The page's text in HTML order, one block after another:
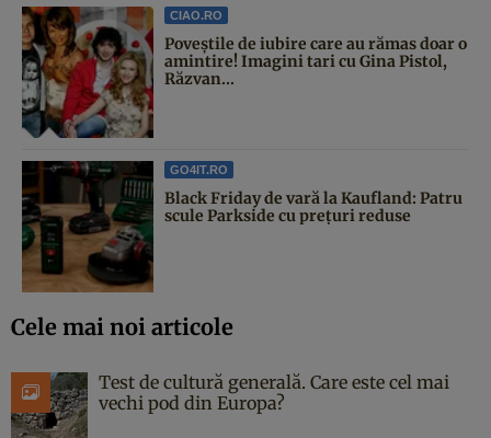
CIAO.RO
Poveştile de iubire care au rămas doar o
amintire! Imagini tari cu Gina Pistol,
Răzvan...
GO4IT.RO
Black Friday de vară la Kaufland: Patru
scule Parkside cu prețuri reduse
Cele mai noi articole
Test de cultură generală. Care este cel mai
vechi pod din Europa?